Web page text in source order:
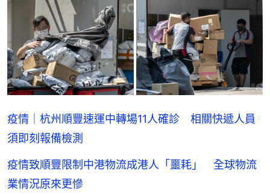
疫情｜杭州順豐速運中轉場11人確診 相關快遞人員
須即刻報備檢測
疫情致順豐限制中港物流成港人「噩耗」 全球物流
業情況原來更慘